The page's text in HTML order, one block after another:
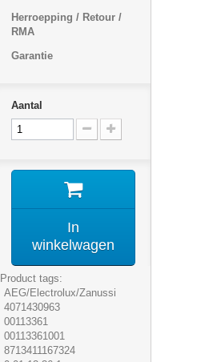
Herroepping / Retour /
RMA
Garantie
Aantal
In
winkelwagen
Product tags:
AEG/Electrolux/Zanussi
4071430963
00113361
00113361001
8713411167324